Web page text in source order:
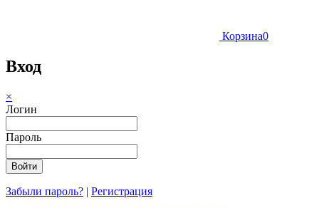
Корзина0
Вход
×
Логин
Пароль
Забыли пароль? | Регистрация